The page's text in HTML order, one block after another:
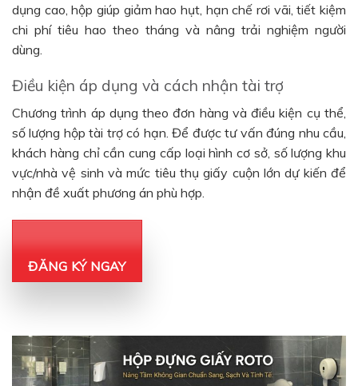
dụng cao, hộp giúp giảm hao hụt, hạn chế rơi vãi, tiết kiệm
chi phí tiêu hao theo tháng và nâng trải nghiệm người
dùng.
Điều kiện áp dụng và cách nhận tài trợ
Chương trình áp dụng theo đơn hàng và điều kiện cụ thể,
số lượng hộp tài trợ có hạn. Để được tư vấn đúng nhu cầu,
khách hàng chỉ cần cung cấp loại hình cơ sở, số lượng khu
vực/nhà vệ sinh và mức tiêu thụ giấy cuộn lớn dự kiến để
nhận đề xuất phương án phù hợp.
ĐĂNG KÝ NGAY